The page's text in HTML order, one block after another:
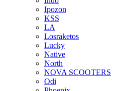
Ipozon
KSS
LA
Losraketos
Lucky
Native
North
NOVA SCOOTERS
Odi